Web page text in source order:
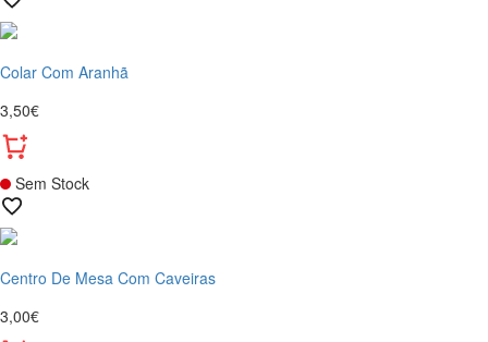
Colar Com Aranhã
3,50€
Sem Stock
Centro De Mesa Com Caveiras
3,00€